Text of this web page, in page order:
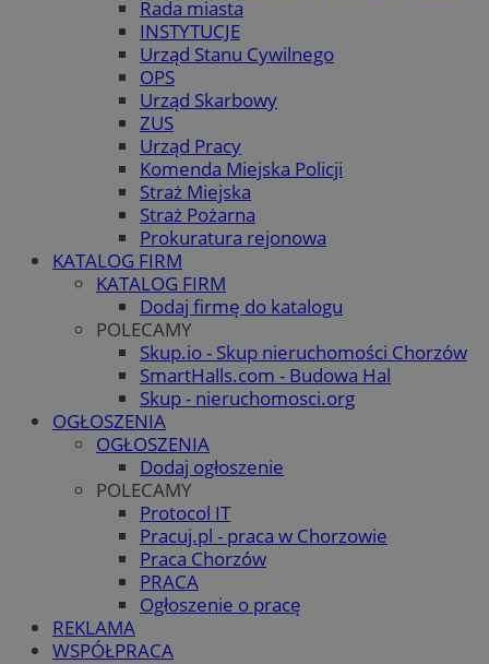
Rada miasta
INSTYTUCJE
Urząd Stanu Cywilnego
OPS
Urząd Skarbowy
ZUS
Urząd Pracy
Komenda Miejska Policji
Straż Miejska
Straż Pożarna
Prokuratura rejonowa
KATALOG FIRM
KATALOG FIRM
Dodaj firmę do katalogu
POLECAMY
Skup.io - Skup nieruchomości Chorzów
SmartHalls.com - Budowa Hal
Skup - nieruchomosci.org
OGŁOSZENIA
OGŁOSZENIA
Dodaj ogłoszenie
POLECAMY
Protocol IT
Pracuj.pl - praca w Chorzowie
Praca Chorzów
PRACA
Ogłoszenie o pracę
REKLAMA
WSPÓŁPRACA